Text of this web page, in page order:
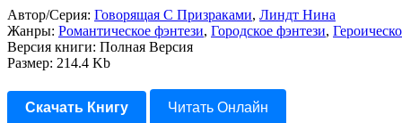
Автор/Серия: Говорящая С Призраками, Линдт Нина
Жанры: Романтическое фэнтези, Городское фэнтези,
Версия книги: Полная Версия
Размер: 214.4 Kb
Скачать Книгу Читать Онлайн